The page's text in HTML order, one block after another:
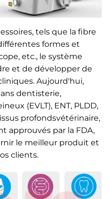
tels que la fibre
formes et
etc., le système
et de développer de
Aujourd'hui,
dentisterie,
(EVLT), ENT, PLDD,
profondsvétérinaire,
approuvés par la FDA,
le meilleur produit et
clients.